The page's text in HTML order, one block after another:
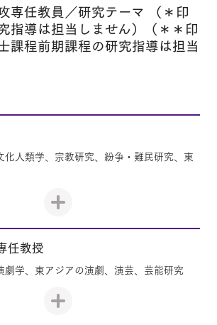
専任教員／研究テーマ （＊印
指導は担当しません）（＊＊印
課程前期課程の研究指導は担当
化人類学、宗教研究、紛争・難民研究、東
任教授
劇学、東アジアの演劇、演芸、芸能研究